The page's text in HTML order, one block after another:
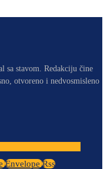
sa stavom. Redakciju čine
otvoreno i nedvosmisleno
Envelope Rss